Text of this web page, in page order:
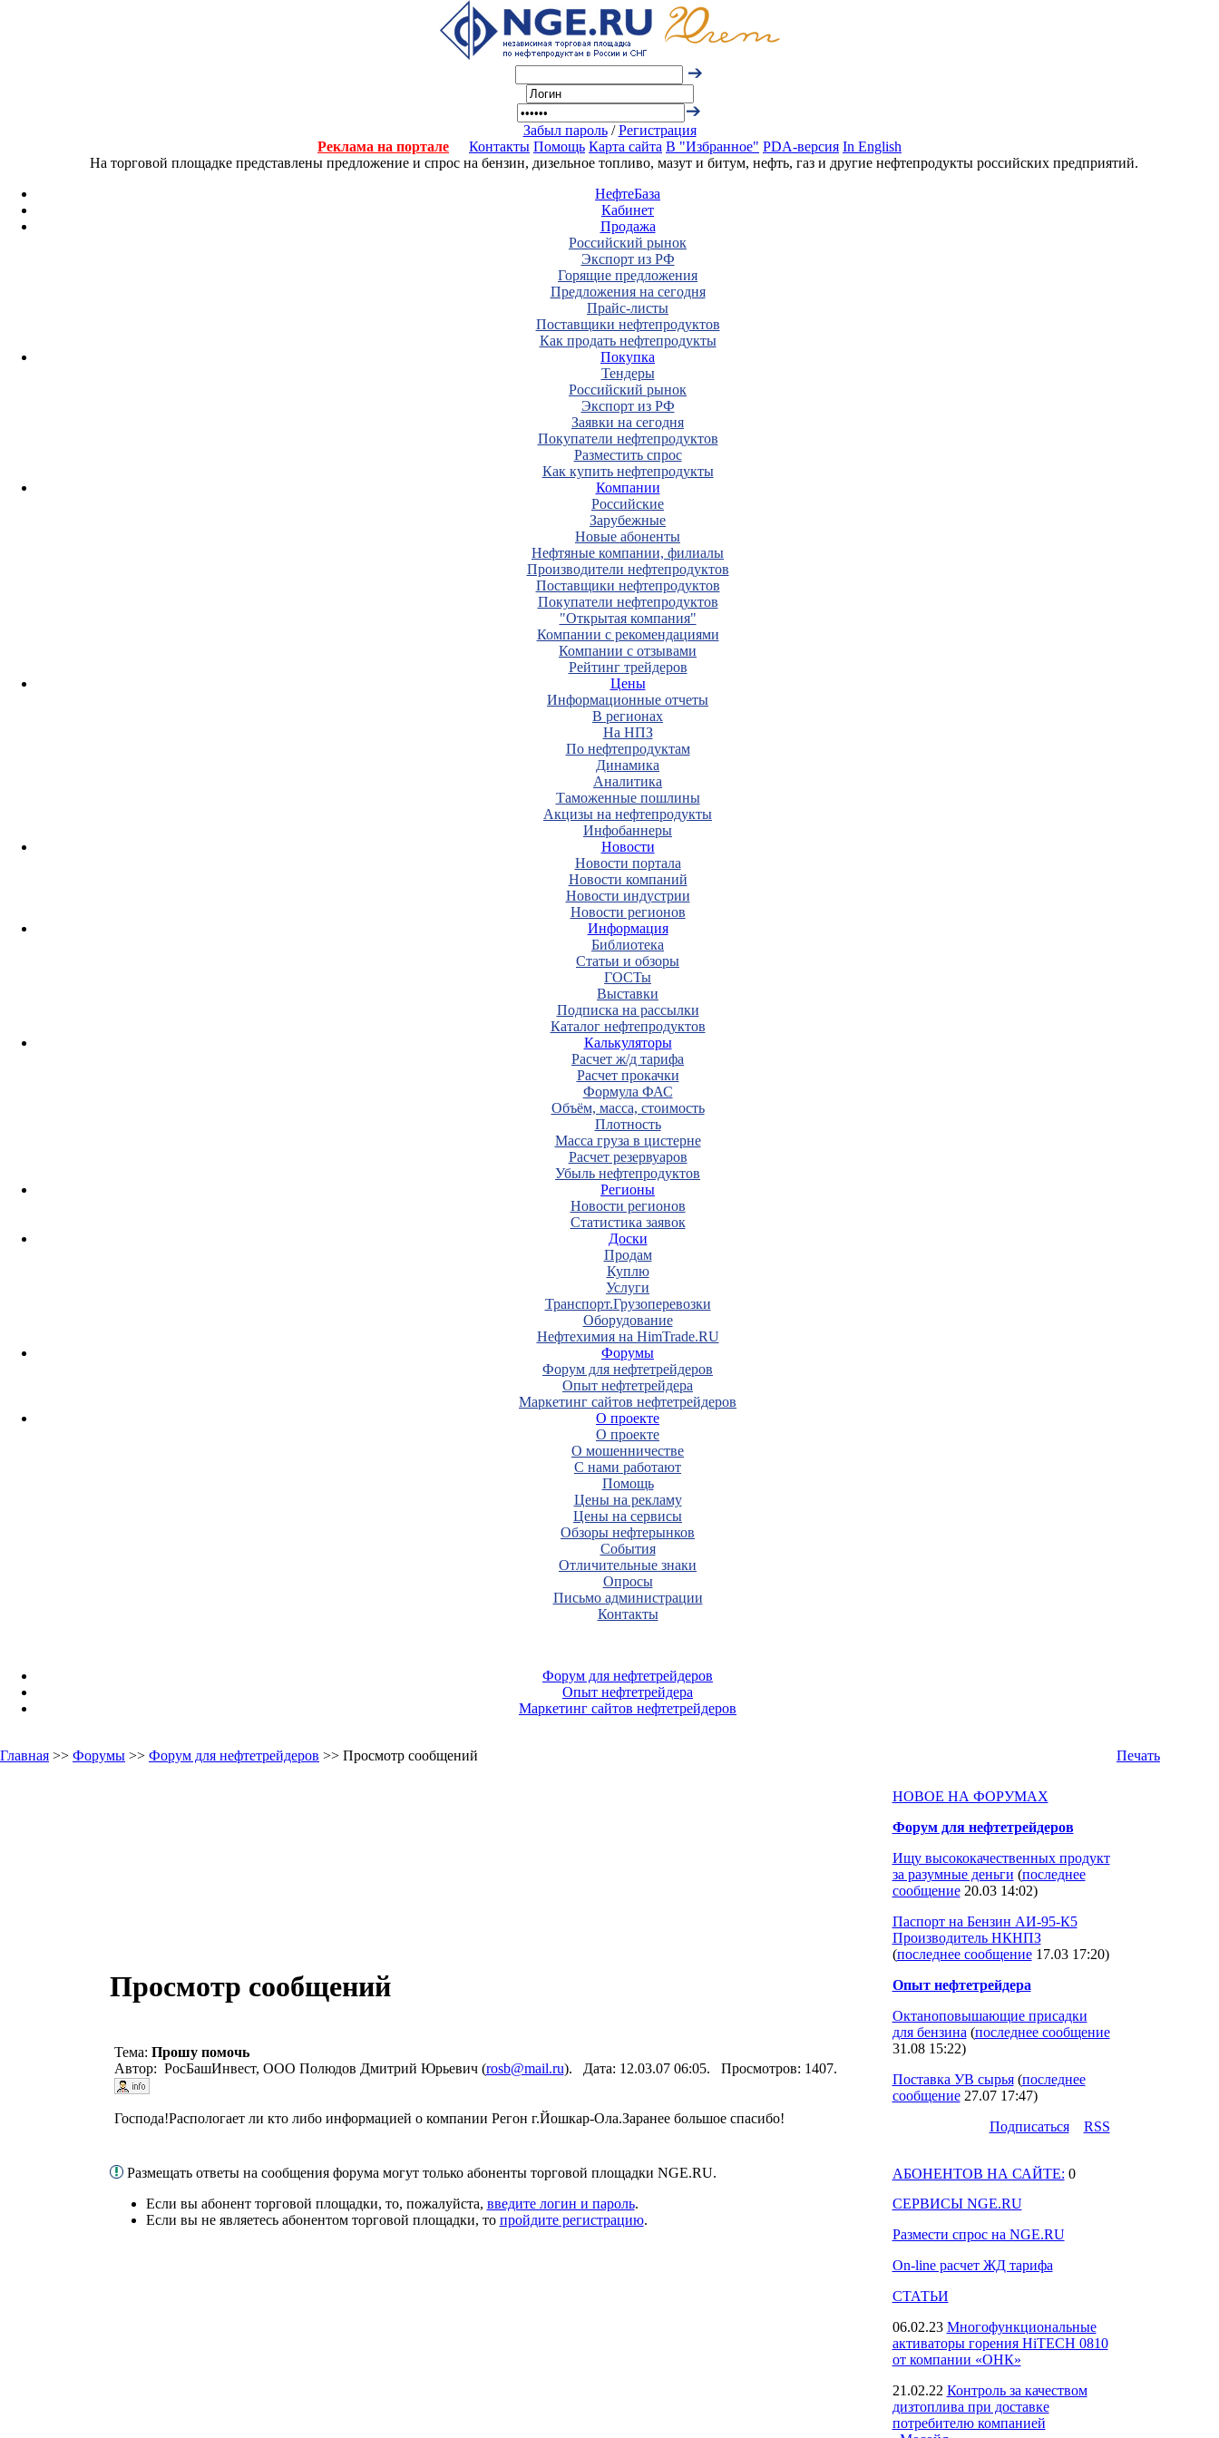
Забыл пароль/Регистрация
Реклама на портале
Контакты Помощь Карта сайта В "Избранное" PDA-версия In English
На торговой площадке представлены предложение и спрос на бензин, дизельное топливо, мазут и битум, нефть, газ и другие нефтепродукты российских предприятий.
НефтеБаза
Кабинет
Продажа
Российский рынок
Экспорт из РФ
Горящие предложения
Предложения на сегодня
Прайс-листы
Поставщики нефтепродуктов
Как продать нефтепродукты
Покупка
Тендеры
Российский рынок
Экспорт из РФ
Заявки на сегодня
Покупатели нефтепродуктов
Разместить спрос
Как купить нефтепродукты
Компании
Российские
Зарубежные
Новые абоненты
Нефтяные компании, филиалы
Производители нефтепродуктов
Поставщики нефтепродуктов
Покупатели нефтепродуктов
"Открытая компания"
Компании с рекомендациями
Компании с отзывами
Рейтинг трейдеров
Цены
Информационные отчеты
В регионах
На НПЗ
По нефтепродуктам
Динамика
Аналитика
Таможенные пошлины
Акцизы на нефтепродукты
Инфобаннеры
Новости
Новости портала
Новости компаний
Новости индустрии
Новости регионов
Информация
Библиотека
Статьи и обзоры
ГОСТы
Выставки
Подписка на рассылки
Каталог нефтепродуктов
Калькуляторы
Расчет ж/д тарифа
Расчет прокачки
Формула ФАС
Объём, масса, стоимость
Плотность
Масса груза в цистерне
Расчет резервуаров
Убыль нефтепродуктов
Регионы
Новости регионов
Статистика заявок
Доски
Продам
Куплю
Услуги
Транспорт.Грузоперевозки
Оборудование
Нефтехимия на HimTrade.RU
Форумы
Форум для нефтетрейдеров
Опыт нефтетрейдера
Маркетинг сайтов нефтетрейдеров
О проекте
О проекте
О мошенничестве
С нами работают
Помощь
Цены на рекламу
Цены на сервисы
Обзоры нефтерынков
События
Отличительные знаки
Опросы
Письмо администрации
Контакты
Форум для нефтетрейдеров
Опыт нефтетрейдера
Маркетинг сайтов нефтетрейдеров
Главная >> Форумы >> Форум для нефтетрейдеров >> Просмотр сообщений Печать
Просмотр сообщений
Тема: Прошу помочь
Автор: РосБашИнвест, ООО Полюдов Дмитрий Юрьевич (rosb@mail.ru). Дата: 12.03.07 06:05. Просмотров: 1407.
Господа!Распологает ли кто либо информацией о компании Регон г.Йошкар-Ола.Заранее большое спасибо!
Размещать ответы на сообщения форума могут только абоненты торговой площадки NGE.RU.
Если вы абонент торговой площадки, то, пожалуйста, введите логин и пароль.
Если вы не являетесь абонентом торговой площадки, то пройдите регистрацию.
НОВОЕ НА ФОРУМАХ
Форум для нефтетрейдеров
Ищу высококачественных продукт
за разумные деньги (последнее
сообщение 20.03 14:02)
Паспорт на Бензин АИ-95-К5
Производитель НКНПЗ
(последнее сообщение 17.03 17:20)
Опыт нефтетрейдера
Октаноповышающие присадки
для бензина (последнее сообщение
31.08 15:22)
Поставка УВ сырья(последнее
сообщение 27.07 17:47)
Подпиcаться
RSS
АБОНЕНТОВ НА САЙТЕ: 0
СЕРВИСЫ NGE.RU
Размести спрос на NGE.RU
On-line расчет ЖД тарифа
СТАТЬИ
06.02.23 Многофункциональные
активаторы горения HiTECH 0810
от компании «ОНК»
21.02.22 Контроль за качеством
дизтоплива при доставке
потребителю компанией